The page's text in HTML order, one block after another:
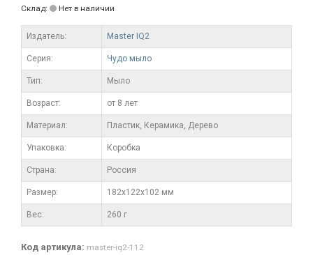
Склад: Нет в наличии
Издатель: Master IQ2
Серия: Чудо мыло
Тип: Мыло
Возраст: от 8 лет
Материал: Пластик, Керамика, Дерево
Упаковка: Коробка
Страна: Россия
Размер: 182x122x102 мм
Вес: 260 г
Код артикула: master-iq2-112